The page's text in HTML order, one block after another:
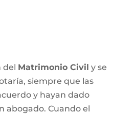
del Matrimonio Civil y se
siempre que las
y hayan dado
abogado. Cuando el